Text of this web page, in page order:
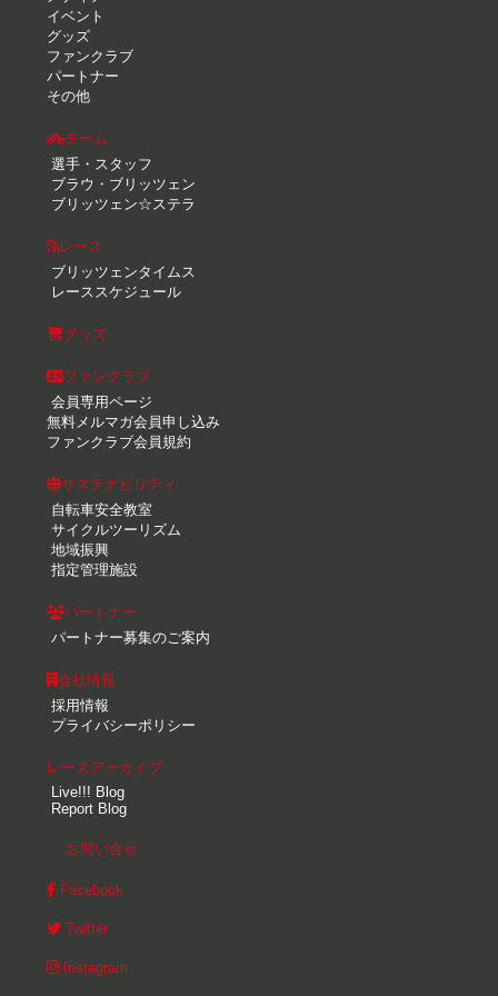
イベント
グッズ
ファンクラブ
パートナー
その他
チーム
選手・スタッフ
ブラウ・ブリッツェン
ブリッツェン☆ステラ
レース
ブリッツェンタイムス
レーススケジュール
グッズ
ファンクラブ
会員専用ページ
無料メルマガ会員申し込み
ファンクラブ会員規約
サステナビリティ
自転車安全教室
サイクルツーリズム
地域振興
指定管理施設
パートナー
パートナー募集のご案内
会社情報
採用情報
プライバシーポリシー
レースアーカイブ
Live!!! Blog
Report Blog
お問い合せ
Facebook
Twitter
Instagram